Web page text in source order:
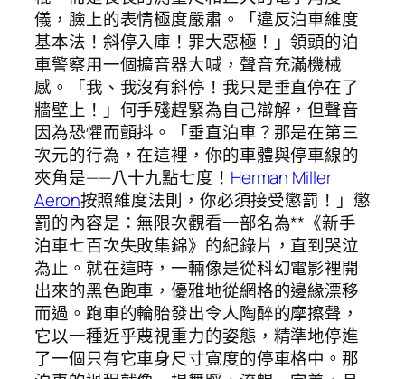
儀，臉上的表情極度嚴肅。「違反泊車維度
基本法！斜停入庫！罪大惡極！」領頭的泊
車警察用一個擴音器大喊，聲音充滿機械
感。「我、我沒有斜停！我只是垂直停在了
牆壁上！」何手殘趕緊為自己辯解，但聲音
因為恐懼而顫抖。「垂直泊車？那是在第三
次元的行為，在這裡，你的車體與停車線的
夾角是——八十九點七度！ Herman Miller
Aeron按照維度法則，你必須接受懲罰！」懲
罰的內容是：無限次觀看一部名為**《新手
泊車七百次失敗集錦》的紀錄片，直到哭泣
為止。就在這時，一輛像是從科幻電影裡開
出來的黑色跑車，優雅地從網格的邊緣漂移
而過。跑車的輪胎發出令人陶醉的摩擦聲，
它以一種近乎蔑視重力的姿態，精準地停進
了一個只有它車身尺寸寬度的停車格中。那